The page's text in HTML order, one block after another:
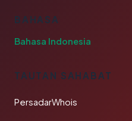
BAHASA
Bahasa Indonesia
TAUTAN SAHABAT
PersadarWhois